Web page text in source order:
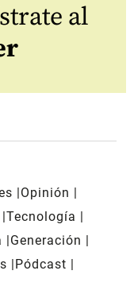
al
Opinión
Tecnología
Generación
Pódcast